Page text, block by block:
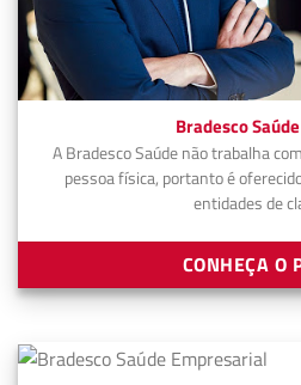
Bradesco
A Bradesco Saúde não trabalha
pessoa física, portanto é
entidades de
CONHEÇA O